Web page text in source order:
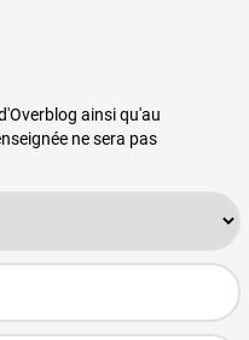
ainsi qu'au
ne sera pas